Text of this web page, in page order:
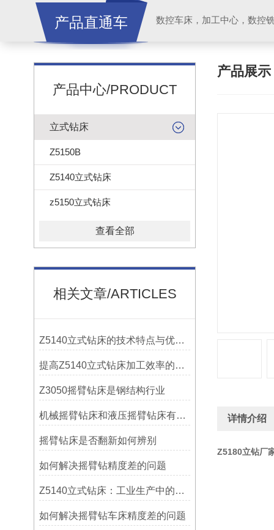
产品直通车
产品中心/PRODUCT
立式钻床
Z5150B
Z5140立式钻床
z5150立式钻床
查看全部
相关文章/ARTICLES
Z5140立式钻床的技术特点与优势分析
提高Z5140立式钻床加工效率的改进措施
Z3050摇臂钻床是钢结构行业
机械摇臂钻床和液压摇臂钻床有什么区别
摇臂钻床是否翻新如何辨别
如何解决摇臂钻精度差的问题
Z5140立式钻床：工业生产中的得力助手
如何解决摇臂钻车床精度差的问题
产品展示
详情介绍
Z5180立钻厂